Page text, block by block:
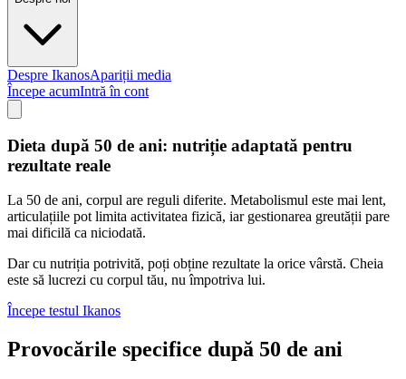
Despre IkanosApariții media
Începe acumIntră în cont
Dieta după 50 de ani: nutriție adaptată pentru
rezultate reale
La 50 de ani, corpul are reguli diferite. Metabolismul este mai lent,
articulațiile pot limita activitatea fizică, iar gestionarea greutății pare
mai dificilă ca niciodată.
Dar cu nutriția potrivită, poți obține rezultate la orice vârstă. Cheia
este să lucrezi cu corpul tău, nu împotriva lui.
Începe testul Ikanos
Provocările specifice după 50 de ani